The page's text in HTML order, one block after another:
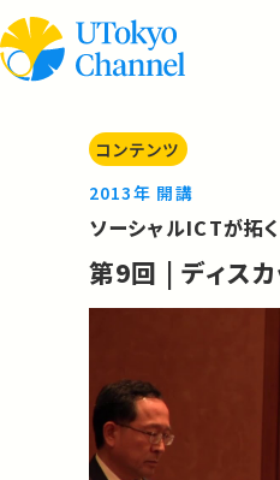
コンテンツ
2013年 開講
ソーシャルICTが拓
第9回 | ディスカ